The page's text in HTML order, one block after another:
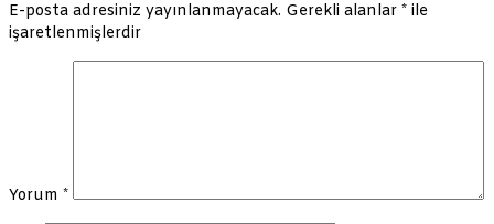
E-posta adresiniz yayınlanmayacak. Gerekli alanlar * ile
işaretlenmişlerdir
Yorum *